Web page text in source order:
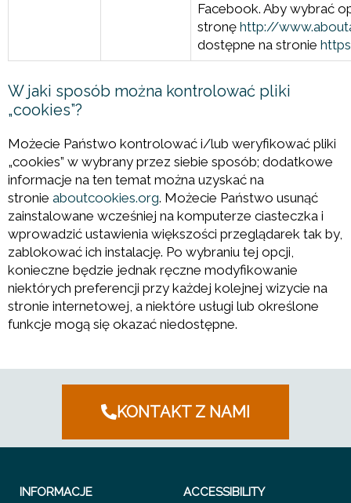
Facebook. Aby wybrać
stronę http://
dostępne na stronie
W jaki sposób można kontrolować pliki
„cookies”?
Możecie Państwo kontrolować i/lub weryfikować pliki
„cookies” w wybrany przez siebie sposób; dodatkowe
informacje na ten temat można uzyskać na
stronie aboutcookies.org. Możecie Państwo usunąć
zainstalowane wcześniej na komputerze ciasteczka i
wprowadzić ustawienia większości przeglądarek tak by,
zablokować ich instalację. Po wybraniu tej opcji,
konieczne będzie jednak ręczne modyfikowanie
niektórych preferencji przy każdej kolejnej wizycie na
stronie internetowej, a niektóre usługi lub określone
funkcje mogą się okazać niedostępne.
KONTAKT Z NAMI
INFORMACJE ACCESSIBILITY